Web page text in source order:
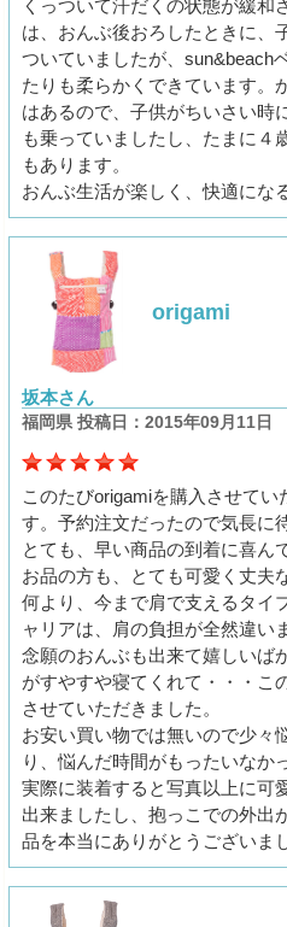
くっついて汗だくの状態が緩和
は、おんぶ後おろしたときに、
ついていましたが、sun&beach
たりも柔らかくできています。
はあるので、子供がちいさい時
も乗っていましたし、たまに４
もあります。
おんぶ生活が楽しく、快適にな
origami
坂本さん
福岡県 投稿日：2015年09月11日
このたびorigamiを購入させてい
す。予約注文だったので気長に
とても、早い商品の到着に喜ん
お品の方も、とても可愛く丈夫
何より、今まで肩で支えるタイ
ャリアは、肩の負担が全然違い
念願のおんぶも出来て嬉しいば
がすやすや寝てくれて・・・こ
させていただきました。
お安い買い物では無いので少々
り、悩んだ時間がもったいなか
実際に装着すると写真以上に可
出来ましたし、抱っこでの外出
品を本当にありがとうございま